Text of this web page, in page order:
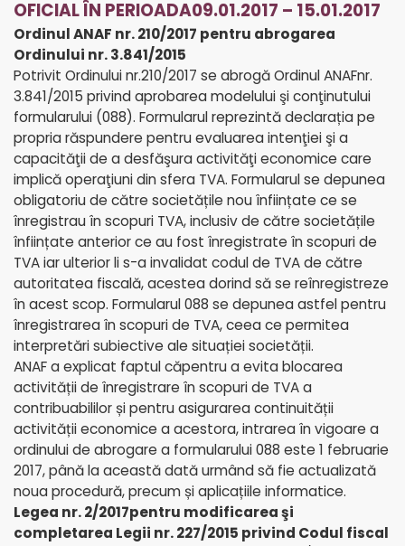
OFICIAL ÎN PERIOADA09.01.2017 – 15.01.2017
Ordinul ANAF nr. 210/2017 pentru abrogarea
Ordinului nr. 3.841/2015
Potrivit Ordinului nr.210/2017 se abrogă Ordinul ANAFnr.
3.841/2015 privind aprobarea modelului şi conţinutului
formularului (088). Formularul reprezintă declarația pe
propria răspundere pentru evaluarea intenţiei şi a
capacităţii de a desfăşura activităţi economice care
implică operaţiuni din sfera TVA. Formularul se depunea
obligatoriu de către societățile nou înființate ce se
înregistrau în scopuri TVA, inclusiv de către societățile
înființate anterior ce au fost înregistrate în scopuri de
TVA iar ulterior li s-a invalidat codul de TVA de către
autoritatea fiscală, acestea dorind să se reînregistreze
în acest scop. Formularul 088 se depunea astfel pentru
înregistrarea în scopuri de TVA, ceea ce permitea
interpretări subiective ale situației societății.
ANAF a explicat faptul căpentru a evita blocarea
activității de înregistrare în scopuri de TVA a
contribuabililor și pentru asigurarea continuității
activității economice a acestora, intrarea în vigoare a
ordinului de abrogare a formularului 088 este 1 februarie
2017, până la această dată urmând să fie actualizată
noua procedură, precum și aplicațiile informatice.
Legea nr. 2/2017pentru modificarea şi
completarea Legii nr. 227/2015 privind Codul fiscal